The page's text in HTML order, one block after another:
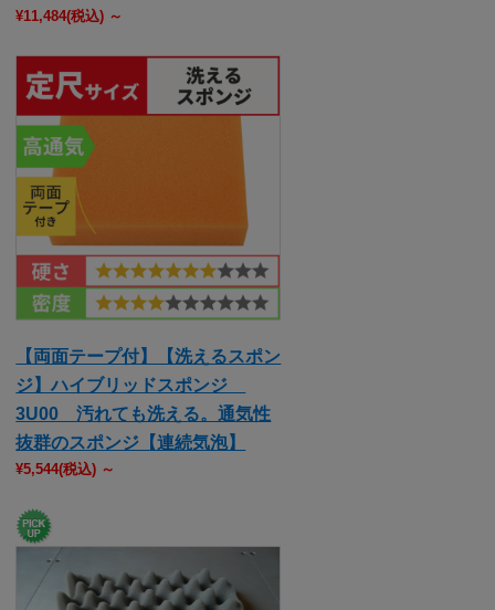
¥11,484(税込) ～
【両面テープ付】【洗えるスポン
ジ】ハイブリッドスポンジ
3U00 汚れても洗える。通気性
抜群のスポンジ【連続気泡】
¥5,544(税込) ～